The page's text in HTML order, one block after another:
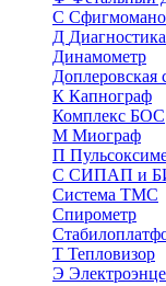
C
Д
Динамометр
Доплеровская
К Капнограф
Комплекс БОС
М Миограф
П
С СИПАП и
Система ТМС
Спирометр
Т Тепловизор
Э